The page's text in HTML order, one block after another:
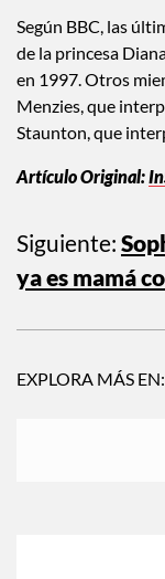
Según BBC, las
de la princesa
en 1997. Otros
Menzies, que
Staunton, que
Artículo Original:
Siguiente:
ya es mamá
EXPLORA MÁS EN: